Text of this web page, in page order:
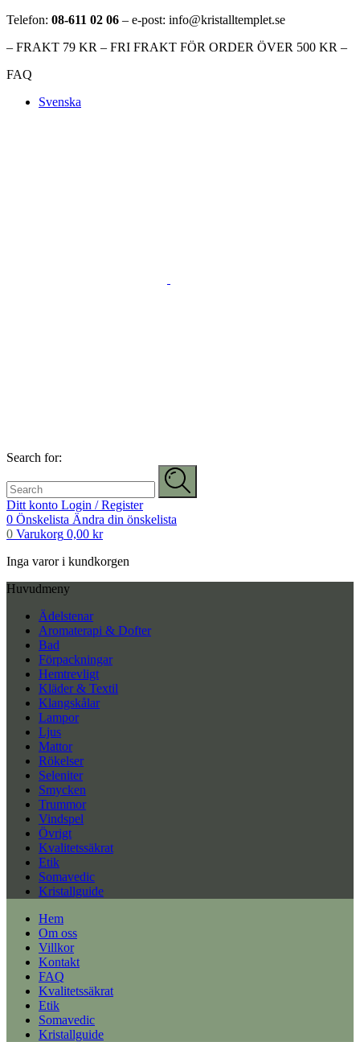
Telefon: 08-611 02 06 – e-post: info@kristalltemplet.se
– FRAKT 79 KR – FRI FRAKT FÖR ORDER ÖVER 500 KR –
FAQ
Svenska
Search for:
Ditt konto Login / Register
0 Önskelista Ändra din önskelista
0 Varukorg 0,00 kr
Inga varor i kundkorgen
Huvudmeny
Ädelstenar
Aromaterapi & Dofter
Bad
Förpackningar
Hemtrevligt
Kläder & Textil
Klangskålar
Lampor
Ljus
Mattor
Rökelser
Seleniter
Smycken
Trummor
Vindspel
Övrigt
Kvalitetssäkrat
Etik
Somavedic
Kristallguide
Hem
Om oss
Villkor
Kontakt
FAQ
Kvalitetssäkrat
Etik
Somavedic
Kristallguide